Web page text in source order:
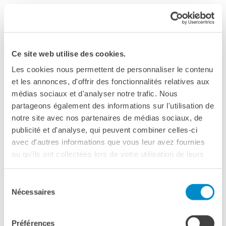
Ce site web utilise des cookies.
Les cookies nous permettent de personnaliser le contenu
et les annonces, d'offrir des fonctionnalités relatives aux
médias sociaux et d'analyser notre trafic. Nous
partageons également des informations sur l'utilisation de
notre site avec nos partenaires de médias sociaux, de
publicité et d'analyse, qui peuvent combiner celles-ci
avec d'autres informations que vous leur avez fournies
ou qu'ils ont collectées lors de votre utilisation de leurs
Nécessaires
Préférences
Bandi
Residenze passate
Cantieri Culturali alla Zisa
CERCA
Cantieri Culturali alla Zisa
tutti i film sono in lingua originale con sottotitoli
italiani
ingresso gratuito
in collaborazione con
Città di Palermo / Assessorato alle CulturE
IFcinéma
di Lucie Borleteau